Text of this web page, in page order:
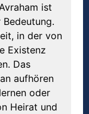
ist
in der von
Existenz
Das
aufhören
oder
Heirat und